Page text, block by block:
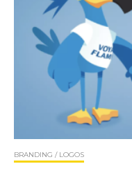
BRANDING / LOGOS